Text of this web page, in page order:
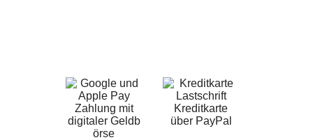
Zahlung mit
digitaler Geldb
örse
Kreditkarte
über PayPal